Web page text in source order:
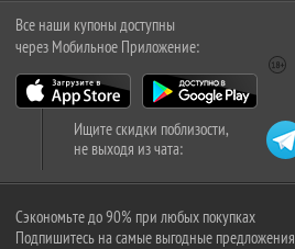
Все наши купоны доступны
через Мобильное Приложение:
Ищите скидки поблизости,
не выходя из чата:
Сэкономьте до 90% при любых покупках
Подпишитесь на самые выгодные предложения